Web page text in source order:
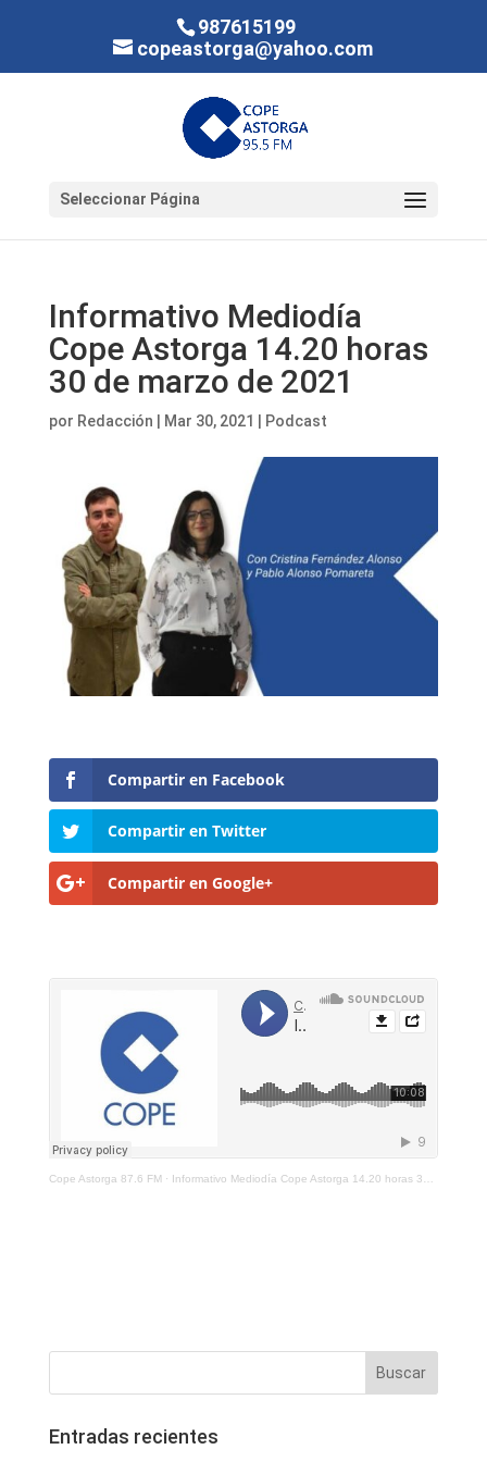
987615199
copeastorga@yahoo.com
Seleccionar Página
Informativo Mediodía
Cope Astorga 14.20 horas
30 de marzo de 2021
por Redacción Mar 30, 2021 Podcast
Compartir en Facebook
Compartir en Twitter
Compartir en Google+
Cope Astorga 87.6 FM· Informativo Mediodía Cope Astorga 14.20 horas 30 de marzo de 2021
Entradas recientes